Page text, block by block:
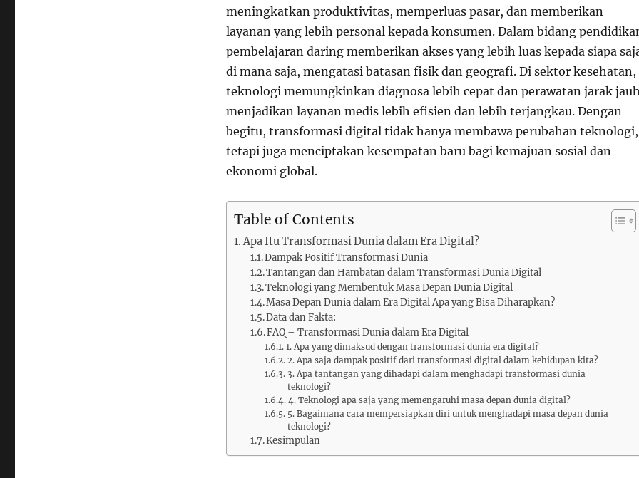
meningkatkan produktivitas, memperluas pasar, dan memberikan
layanan yang lebih personal kepada konsumen. Dalam bidang
pembelajaran daring memberikan akses yang lebih luas kepada siapa
di mana saja, mengatasi batasan fisik dan geografi. Di sektor kesehatan,
teknologi memungkinkan diagnosa lebih cepat dan perawatan jarak
menjadikan layanan medis lebih efisien dan lebih terjangkau. Dengan
begitu, transformasi digital tidak hanya membawa perubahan teknologi,
tetapi juga menciptakan kesempatan baru bagi kemajuan sosial dan
ekonomi global.
Table of Contents
Apa Itu Transformasi Dunia dalam Era Digital?
Dampak Positif Transformasi Dunia
Tantangan dan Hambatan dalam Transformasi Dunia Digital
Teknologi yang Membentuk Masa Depan Dunia Digital
Masa Depan Dunia dalam Era Digital Apa yang Bisa Diharapkan?
Data dan Fakta:
FAQ – Transformasi Dunia dalam Era Digital
1. Apa yang dimaksud dengan transformasi dunia era digital?
2. Apa saja dampak positif dari transformasi digital dalam kehidupan kita?
3. Apa tantangan yang dihadapi dalam menghadapi transformasi dunia
teknologi?
4. Teknologi apa saja yang memengaruhi masa depan dunia digital?
5. Bagaimana cara mempersiapkan diri untuk menghadapi masa depan dunia
teknologi?
Kesimpulan